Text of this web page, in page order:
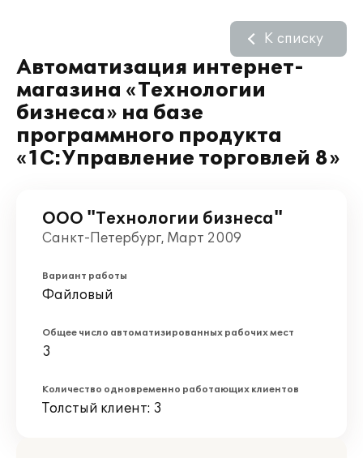
Автоматизация интернет-
магазина «Технологии
бизнеса» на базе
программного продукта
«1С:Управление торговлей 8»
К списку
ООО "Технологии бизнеса"
Санкт-Петербург, Март 2009
Вариант работы
Файловый
Общее число автоматизированных рабочих мест
3
Количество одновременно работающих клиентов
Толстый клиент: 3